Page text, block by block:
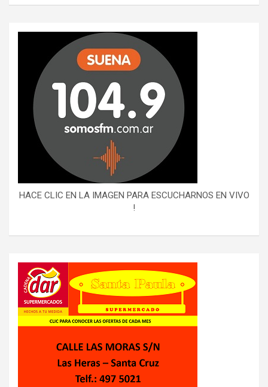
HACE CLIC EN LA IMAGEN PARA ESCUCHARNOS EN VIVO
!